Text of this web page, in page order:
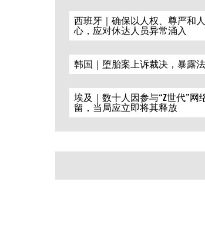
西班牙｜确保以人权、尊严和
心，应对休达人员异常涌入
韩国｜堕胎案上诉裁决，暴露
埃及｜数十人因参与“Z世代”网
留，当局应立即将其释放